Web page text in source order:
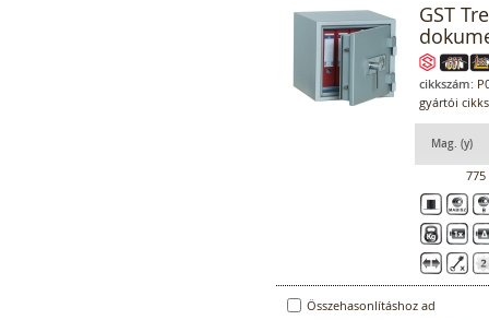
GST
cikkszám:
gyártói
Mag. (y)
775
Összehasonlításhoz ad